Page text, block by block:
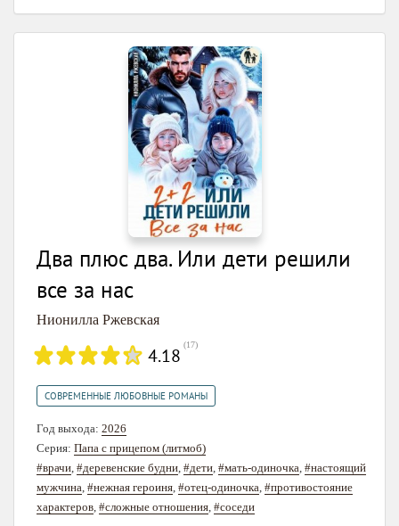
Два плюс два. Или дети решили
все за нас
Нионилла Ржевская
4.18 (17)
СОВРЕМЕННЫЕ ЛЮБОВНЫЕ РОМАНЫ
Год выхода: 2026
Серия: Папа с прицепом (литмоб)
#врачи, #деревенские будни, #дети, #мать-одиночка, #настоящий
мужчина, #нежная героиня, #отец-одиночка, #противостояние
характеров, #сложные отношения, #соседи